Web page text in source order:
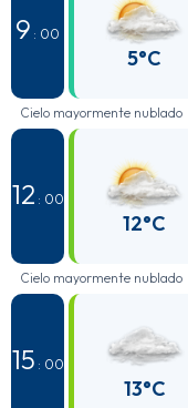
9 : 00
5°C
Cielo mayormente nublado
12 : 00
12°C
Cielo mayormente nublado
15 : 00
13°C